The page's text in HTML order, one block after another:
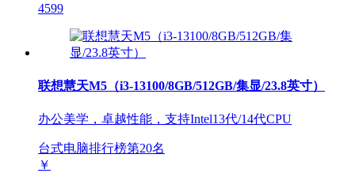
4599
联想慧天M5（i3-13100/8GB/512GB/集显/23.8英寸）
办公美学，卓越性能，支持Intel13代/14代CPU
台式电脑排行榜第20名
￥